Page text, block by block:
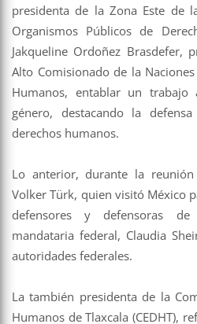
presidenta de la Zona Este de
Organismos Públicos de
Jakqueline Ordoñez Brasdefer,
Alto Comisionado de la
Humanos, entablar un
género, destacando la
derechos humanos.
Lo anterior, durante la
Volker Türk, quien visitó México
defensores y defensoras
mandataria federal, Claudia
autoridades federales.
La también presidenta de la
Humanos de Tlaxcala (CEDHT),